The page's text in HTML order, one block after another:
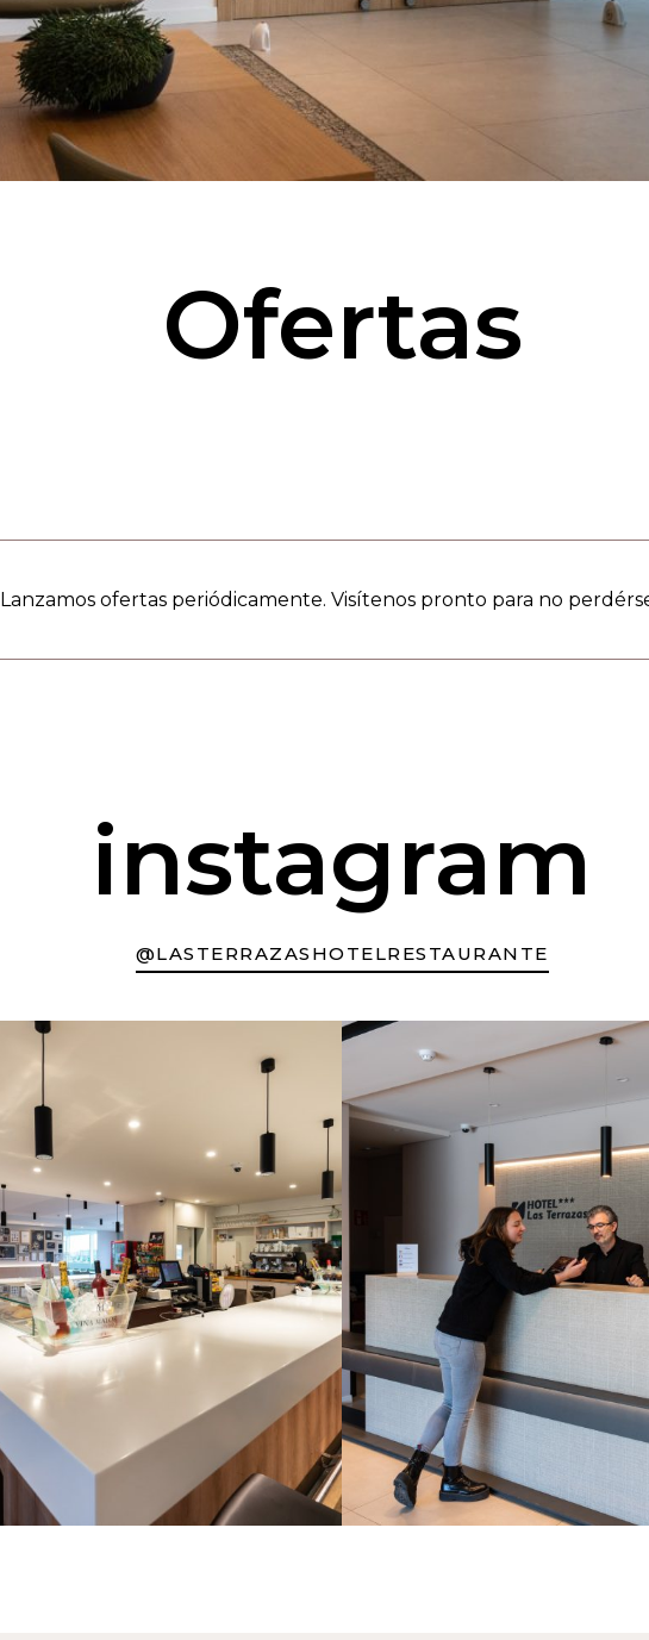
Ofertas
Lanzamos ofertas periódicamente. Visítenos pronto para no
instagram
@LASTERRAZASHOTELRESTAURANTE